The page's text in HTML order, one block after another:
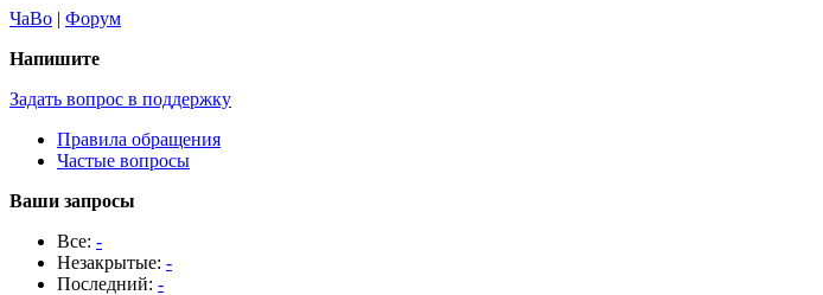
ЧаВо | Форум
Напишите
Задать вопрос в поддержку
Правила обращения
Частые вопросы
Ваши запросы
Все: -
Незакрытые: -
Последний: -